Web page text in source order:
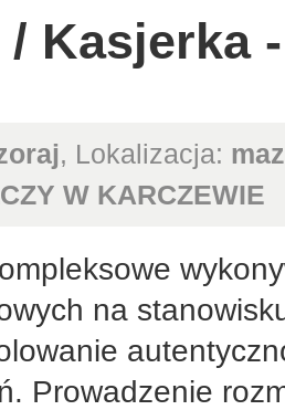
/ Kasjerka
, Lokalizacja:
W KARCZEWIE
na
Prowadzenie